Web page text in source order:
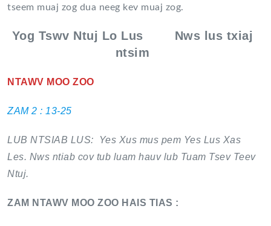
tseem muaj zog dua neeg kev muaj zog.
Yog Tswv Ntuj Lo Lus Nws lus txiaj
ntsim
NTAWV MOO ZOO
ZAM 2 : 13-25
LUB NTSIAB LUS: Yes Xus mus pem Yes Lus Xas
Les. Nws ntiab cov tub luam hauv lub Tuam Tsev Teev
Ntuj.
ZAM NTAWV MOO ZOO HAIS TIAS :